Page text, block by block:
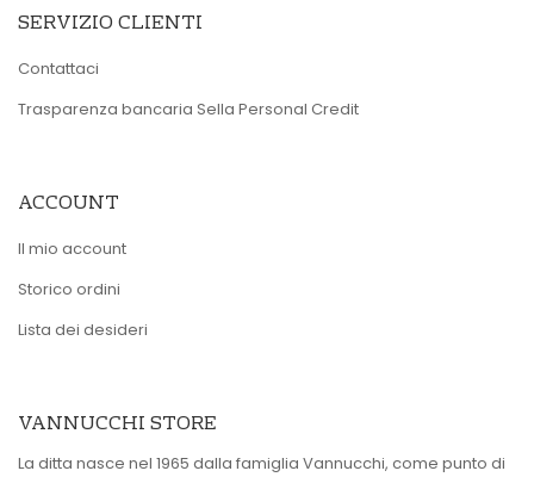
SERVIZIO CLIENTI
Contattaci
Trasparenza bancaria Sella Personal Credit
ACCOUNT
Il mio account
Storico ordini
Lista dei desideri
VANNUCCHI STORE
La ditta nasce nel 1965 dalla famiglia Vannucchi, come punto di